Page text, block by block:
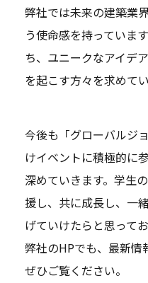
弊社では未来の建築業
う使命感を持っていま
ち、ユニークなアイデ
を起こす方々を求めてい
今後も「グローバルジ
けイベントに積極的に
深めていきます。学生
援し、共に成長し、一
げていけたらと思ってお
弊社のHPでも、最新情
ぜひご覧ください。